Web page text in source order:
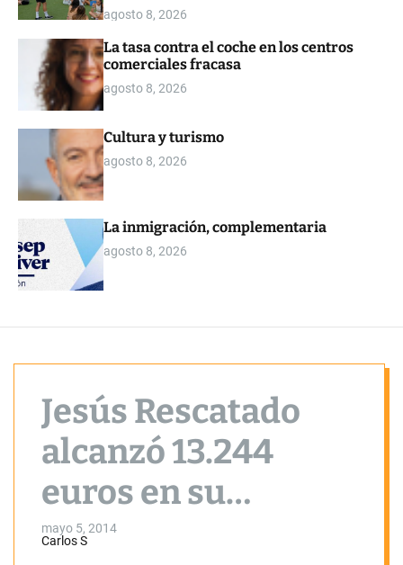
o
agosto 8, 2026
La tasa contra el coche en los centros
comerciales fracasa
agosto 8, 2026
Cultura y turismo
agosto 8, 2026
La inmigración, complementaria
agosto 8, 2026
Jesús Rescatado
alcanzó 13.244
euros en su
ofrecimiento
mayo 5, 2014
Carlos S